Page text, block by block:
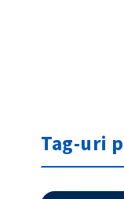
Tag-uri